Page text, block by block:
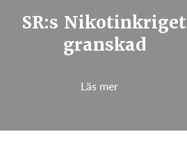
SR:s Nikotinkriget
granskad
Läs mer